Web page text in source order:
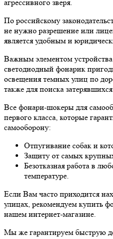
агрессивного зверя.
По российскому
не нужно разрешение или
является удобным и
Важным элементом
светодиодный фонарик
освещения темных улиц по
также для поиска
Все фонари-шокеры для
первого класса, которые
самооборону:
Отпугивание собак и
Защиту от самых
Безотказная работа в
температуре.
Если Вам часто приходится
улицах, рекомендуем купить
нашем интернет-магазине.
Мы же гарантируем быструю